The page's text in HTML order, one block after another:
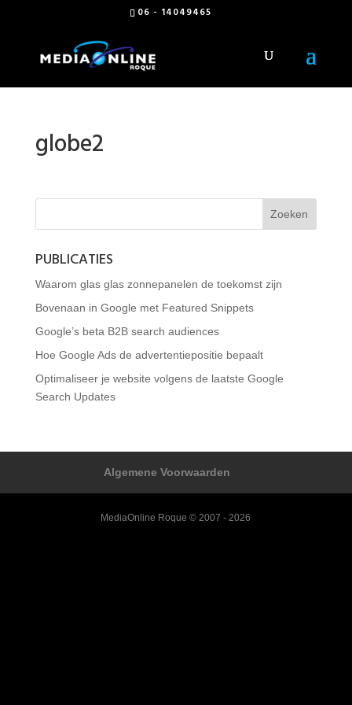
06 - 14049465
globe2
PUBLICATIES
Waarom glas glas zonnepanelen de toekomst zijn
Bovenaan in Google met Featured Snippets
Google’s beta B2B search audiences
Hoe Google Ads de advertentiepositie bepaalt
Optimaliseer je website volgens de laatste Google
Search Updates
Algemene Voorwaarden
MediaOnline Roque © 2007 - 2026